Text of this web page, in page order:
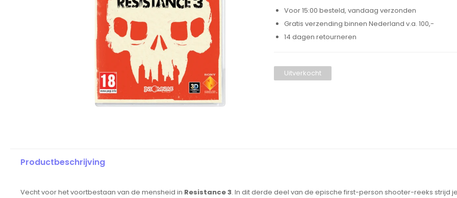
Voor 15:00 besteld, vandaag verzonden
Gratis verzending binnen Nederland v.a. 100,-
14 dagen retourneren
Uitverkocht
Productbeschrijving
Vecht voor het voortbestaan van de mensheid in Resistance 3. In dit derde deel van de epische first-person shooter-reeks strijd